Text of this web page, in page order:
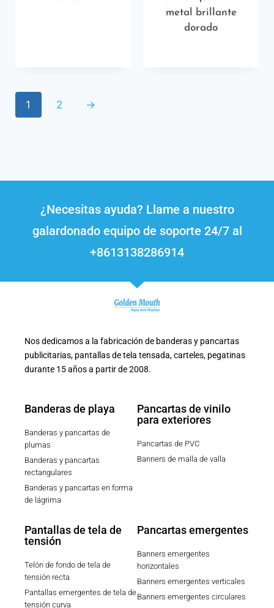
metal brillante
dorado
1 2 →
¿Necesitas ayuda? Llame a nuestro
galardonado equipo de soporte 24/7 al
+8613138286914
Nos dedicamos a la fabricación de banderas y pancartas
publicitarias, pantallas de tela tensada, carteles, pegatinas
durante 15 años a partir de 2008.
Banderas de playa
Banderas y pancartas de
plumas
Banderas y pancartas
rectangulares
Banderas y pancartas en forma
de lágrima
Pancartas de vinilo
para exteriores
Pancartas de PVC
Banners de malla de valla
Pantallas de tela de
tensión
Telón de fondo de tela de
tensión recta
Pantallas emergentes de tela de
tensión curva
Pancartas emergentes
Banners emergentes
horizontales
Banners emergentes verticales
Banners emergentes circulares